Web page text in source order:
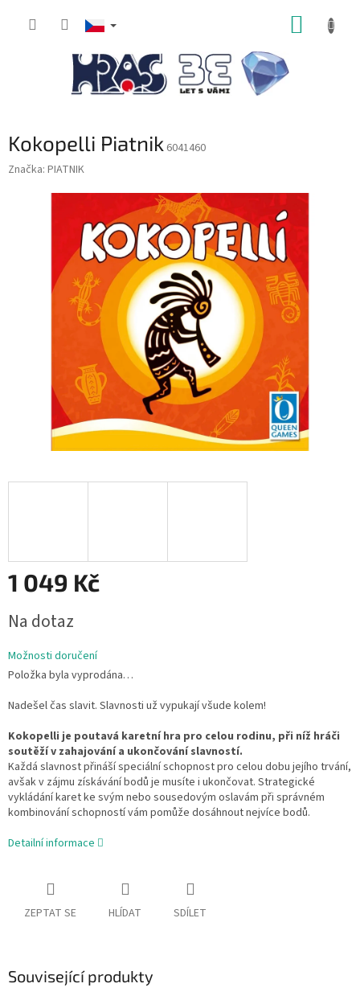
Kokopelli Piatnik 6041460
Značka: PIATNIK
1 049 Kč
cena:
Na dotaz
Možnosti doručení
Položka byla vyprodána…
Nadešel čas slavit. Slavnosti už vypukají všude kolem!
Kokopelli je poutavá karetní hra pro celou rodinu, při níž hráči
soutěží v zahajování a ukončování slavností.
Každá slavnost přináší speciální schopnost pro celou dobu jejího trvání,
avšak v zájmu získávání bodů je musíte i ukončovat. Strategické
vykládání karet ke svým nebo sousedovým oslavám při správném
kombinování schopností vám pomůže dosáhnout nejvíce bodů.
Detailní informace
ZEPTAT SE HLÍDAT SDÍLET
Související produkty